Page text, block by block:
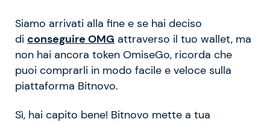
Siamo arrivati alla fine e se hai deciso
di conseguire OMG attraverso il tuo wallet, ma
non hai ancora token OmiseGo, ricorda che
puoi comprarli in modo facile e veloce sulla
piattaforma Bitnovo.
Sì, hai capito bene! Bitnovo mette a tua